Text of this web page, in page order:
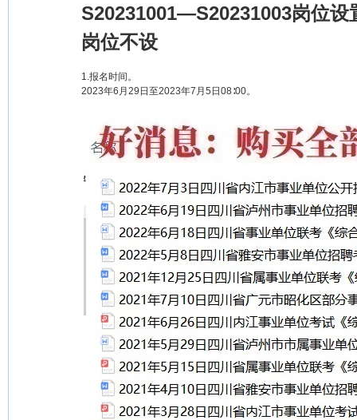
S20231001—S20231003岗位设
岗位不设
1.报名时间。
2023年6月29日至2023年7月5日08∶00。